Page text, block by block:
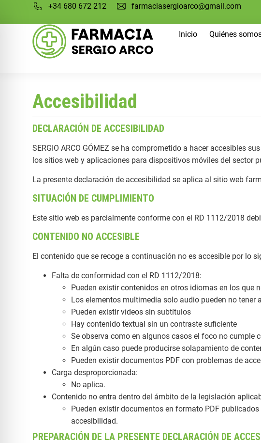
+34 680 672 212 farmaciasergioarco@gmail.com
Inicio Quiénes
Accesibilidad
DECLARACIÓN DE ACCESIBILIDAD
SERGIO ARCO GÓMEZ se ha comprometido a hacer accesibles
los sitios web y aplicaciones para dispositivos móviles del sector
La presente declaración de accesibilidad se aplica al sitio web
SITUACIÓN DE CUMPLIMIENTO
Este sitio web es parcialmente conforme con el RD 1112/2018
CONTENIDO NO ACCESIBLE
El contenido que se recoge a continuación no es accesible por lo
Falta de conformidad con el RD 1112/2018:
Pueden existir contenidos en otros idiomas en los que
Los elementos multimedia solo audio pueden no tener
Pueden existir vídeos sin subtítulos
Hay contenido textual sin un contraste suficiente
Se observa como en algunos casos el foco no cumple
En algún caso puede producirse solapamiento de
Pueden existir documentos PDF con problemas de
Carga desproporcionada:
No aplica.
Contenido no entra dentro del ámbito de la legislación
Pueden existir documentos en formato PDF
accesibilidad.
PREPARACIÓN DE LA PRESENTE DECLARACIÓN DE